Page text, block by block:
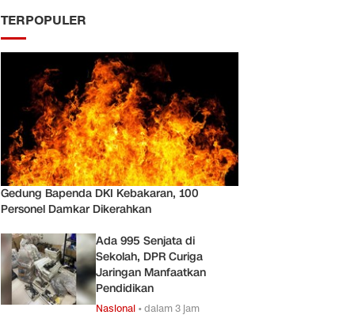
TERPOPULER
Gedung Bapenda DKI Kebakaran, 100
Personel Damkar Dikerahkan
Ada 995 Senjata di
Sekolah, DPR Curiga
Jaringan Manfaatkan
Pendidikan
Nasional •dalam 3 jam